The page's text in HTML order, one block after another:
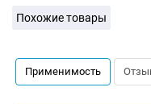
Похожие товары
Применимость